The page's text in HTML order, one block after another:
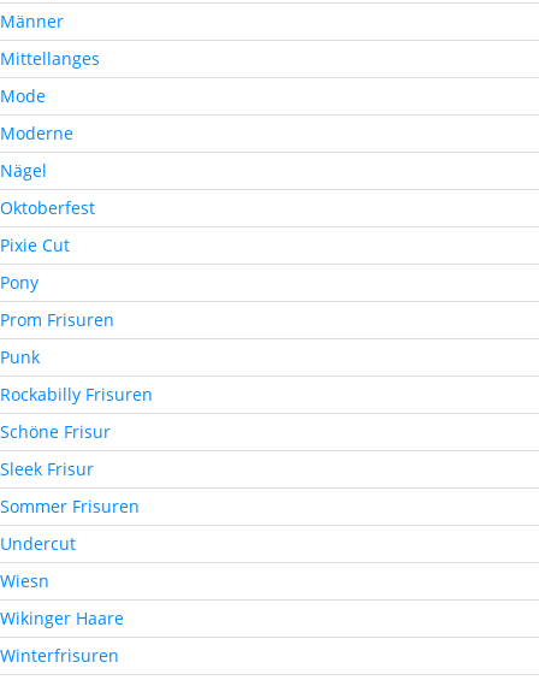
Männer
Mittellanges
Mode
Moderne
Nägel
Oktoberfest
Pixie Cut
Pony
Prom Frisuren
Punk
Rockabilly Frisuren
Schöne Frisur
Sleek Frisur
Sommer Frisuren
Undercut
Wiesn
Wikinger Haare
Winterfrisuren